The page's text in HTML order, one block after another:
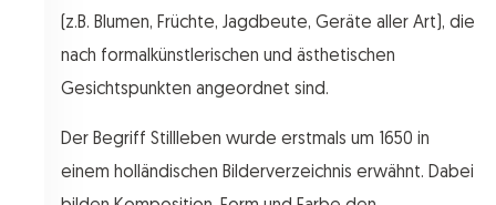
(z.B. Blumen, Früchte, Jagdbeute, Geräte aller Art), die
nach formalkünstlerischen und ästhetischen
Gesichtspunkten angeordnet sind.
Der Begriff Stillleben wurde erstmals um 1650 in
einem holländischen Bilderverzeichnis erwähnt. Dabei